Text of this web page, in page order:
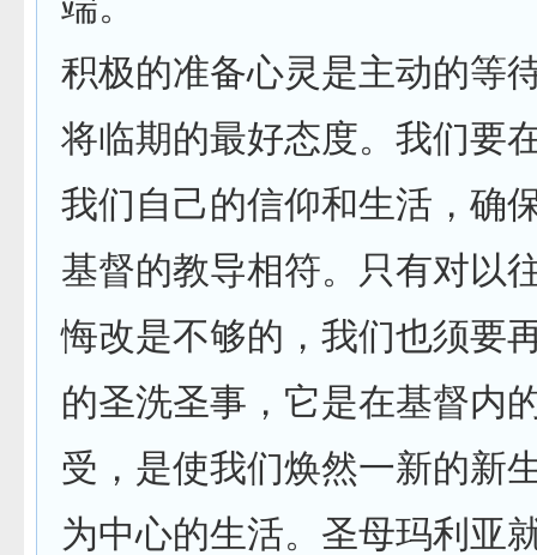
积极的准备心灵是主动的等
将临期的最好态度。我们要
我们自己的信仰和生活，确
基督的教导相符。只有对以
悔改是不够的，我们也须要
的圣洗圣事，它是在基督内
受，是使我们焕然一新的新
为中心的生活。圣母玛利亚